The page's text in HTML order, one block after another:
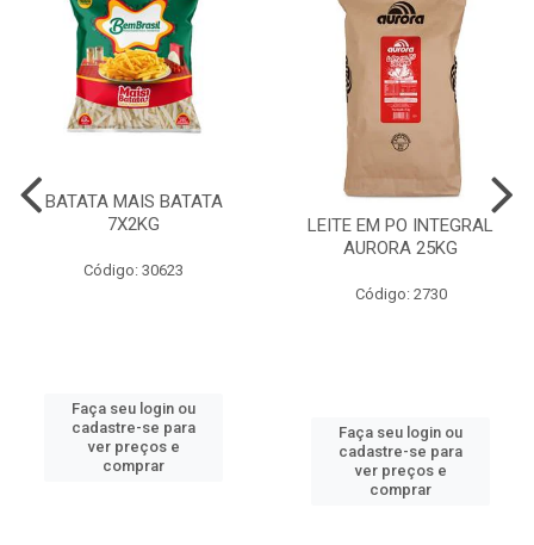
BATATA MAIS BATATA
7X2KG
Código: 30623
Faça seu login ou
cadastre-se para
ver preços e
comprar
LEITE EM PO INTEGRAL
AURORA 25KG
Código: 2730
Faça seu login ou
cadastre-se para
ver preços e
comprar